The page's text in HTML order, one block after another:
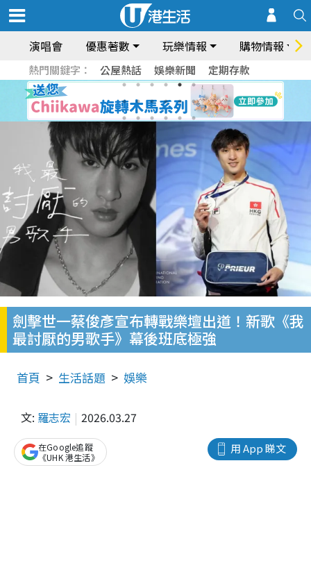
演唱會 優惠著數 玩樂情報 購物情報
熱門關鍵字： 公屋熱話 娛樂新聞 定期存款
劍擊世一蔡俊彥宣布轉戰樂壇出道！新歌《我
最討厭的男歌手》幕後班底極強
首頁 生活話題 娛樂
文: 羅志宏 2026.03.27
用 App 睇文
在Google追蹤
《UHK 港生活》